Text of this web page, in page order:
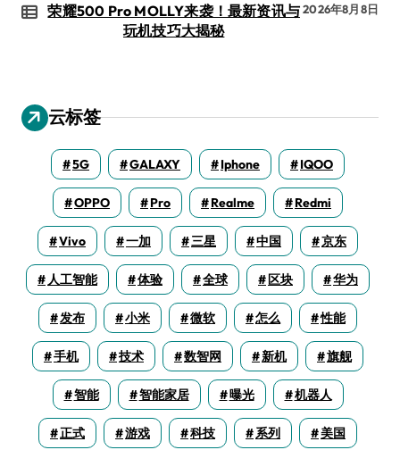
荣耀500 Pro MOLLY来袭！最新资讯与
玩机技巧大揭秘
2026年8月8日
云标签
5G GALAXY Iphone IQOO
OPPO Pro Realme Redmi
Vivo 一加 三星 中国 京东
人工智能 体验 全球 区块 华为
发布 小米 微软 怎么 性能
手机 技术 数智网 新机 旗舰
智能 智能家居 曝光 机器人
正式 游戏 科技 系列 美国